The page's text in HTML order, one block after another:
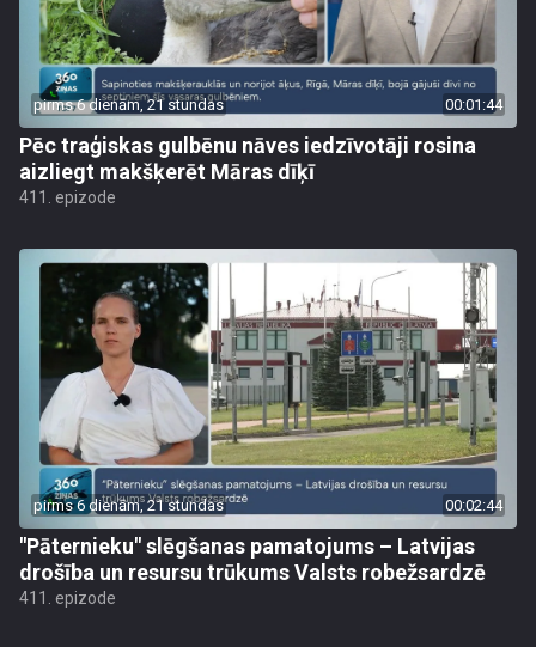
pirms 6 dienām, 21 stundas 00:01:44
Pēc traģiskas gulbēnu nāves iedzīvotāji rosina
aizliegt makšķerēt Māras dīķī
411. epizode
pirms 6 dienām, 21 stundas 00:02:44
"Pāternieku" slēgšanas pamatojums – Latvijas
drošība un resursu trūkums Valsts robežsardzē
411. epizode